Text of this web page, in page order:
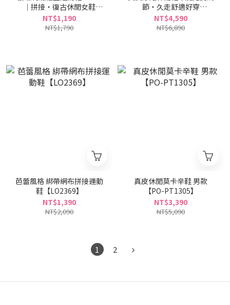
｜拼接・復古休閒女鞋
【CS306】
NT$1,190
NT$1,790
節・久走舒適好穿
【PO5141】
NT$4,590
NT$6,890
芭蕾風格 綁帶網布拼接運動
鞋【LO2369】
NT$1,390
NT$2,090
真皮休閒莫卡辛鞋 男款
【PO-PT1305】
NT$3,390
NT$5,090
1 2